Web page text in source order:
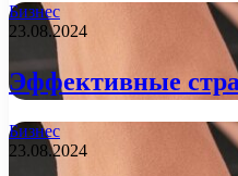
Бизнес
23.08.2024
Эффективные
Бизнес
23.08.2024